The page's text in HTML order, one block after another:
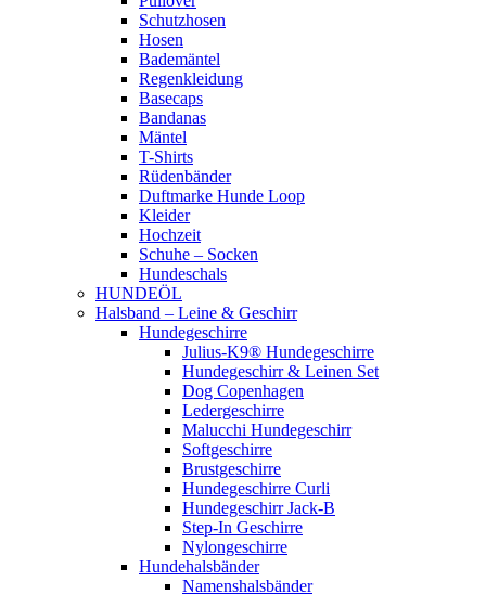
Schutzhosen
Hosen
Bademäntel
Regenkleidung
Basecaps
Bandanas
Mäntel
T-Shirts
Rüdenbänder
Duftmarke Hunde Loop
Kleider
Hochzeit
Schuhe – Socken
Hundeschals
HUNDEÖL
Halsband – Leine & Geschirr
Hundegeschirre
Julius-K9® Hundegeschirre
Hundegeschirr & Leinen Set
Dog Copenhagen
Ledergeschirre
Malucchi Hundegeschirr
Softgeschirre
Brustgeschirre
Hundegeschirre Curli
Hundegeschirr Jack-B
Step-In Geschirre
Nylongeschirre
Hundehalsbänder
Namenshalsbänder